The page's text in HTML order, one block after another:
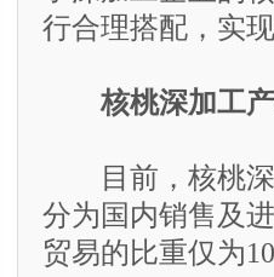
行合理搭配，实
核桃深加工
目前，核桃深
分为国内销售及
贸易的比重仅为